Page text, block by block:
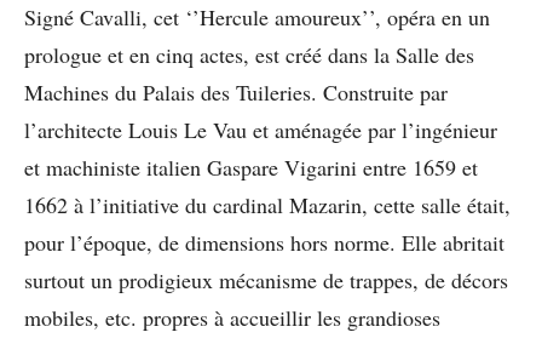
Signé Cavalli, cet ‘’Hercule amoureux’’, opéra en un
prologue et en cinq actes, est créé dans la Salle des
Machines du Palais des Tuileries. Construite par
l’architecte Louis Le Vau et aménagée par l’ingénieur
et machiniste italien Gaspare Vigarini entre 1659 et
1662 à l’initiative du cardinal Mazarin, cette salle était,
pour l’époque, de dimensions hors norme. Elle abritait
surtout un prodigieux mécanisme de trappes, de décors
mobiles, etc. propres à accueillir les grandioses